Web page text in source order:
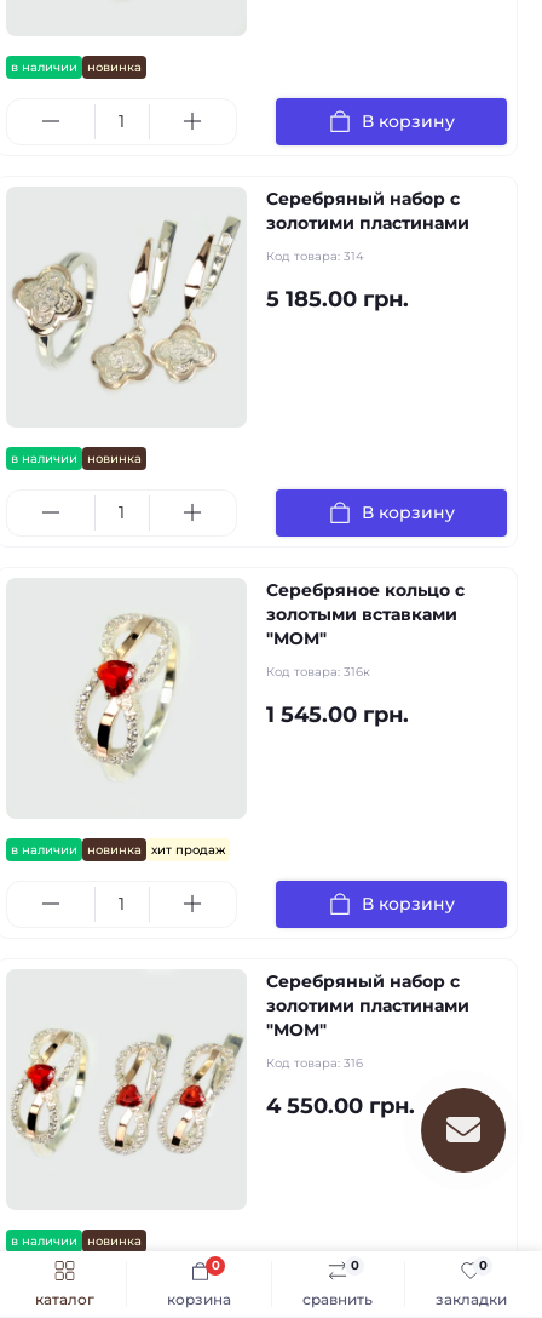
каталог сравнить
0
закладки
0
корзина
0
в наличии новинка
В корзину
в наличии новинка
Серебряный набор с
золотими пластинами
Код товара: 314
5 185.00 грн.
В корзину
в наличии новинка хит продаж
Серебряное кольцо с
золотыми вставками
"MOM"
Код товара: 316к
1 545.00 грн.
В корзину
в наличии новинка
Серебряный набор с
золотими пластинами
"MOM"
Код товара: 316
4 550.00 грн.
В корзину